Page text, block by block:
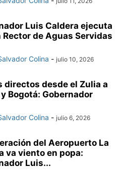
Luis Caldera ejecuta
Rector de Aguas Servidas
Colina - julio 10, 2026
directos desde el Zulia a
Bogotá: Gobernador
Colina - julio 6, 2026
del Aeropuerto La
va viento en popa:
Luis...